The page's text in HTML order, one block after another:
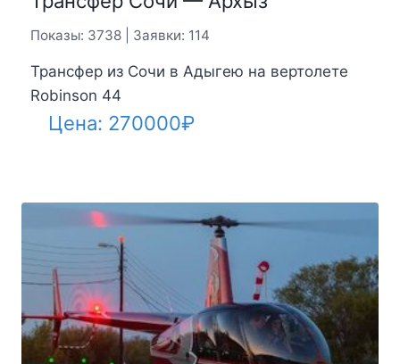
Показы: 3738 | Заявки: 114
Трансфер из Сочи в Адыгею на вертолете
Robinson 44
Цена: 270000₽